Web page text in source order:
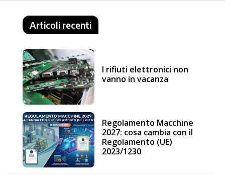
Articoli recenti
I rifiuti elettronici non
vanno in vacanza
Regolamento Macchine
2027: cosa cambia con il
Regolamento (UE)
2023/1230